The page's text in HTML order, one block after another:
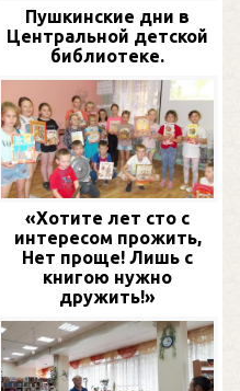
Пушкинские дни в
Центральной детской
библиотеке.
«Хотите лет сто с
интересом прожить,
Нет проще! Лишь с
книгою нужно
дружить!»